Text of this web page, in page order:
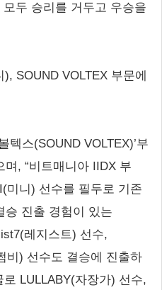
두 승리를 거두고 우승을
SOUND VOLTEX 부문에
텍스(SOUND VOLTEX)’부
, “비트매니아 IIDX 부
미니) 선수를 필두로 기존
승 진출 경험이 있는
레지스트) 선수,
비) 선수도 결승에 진출하
LULLABY(자장가) 선수,